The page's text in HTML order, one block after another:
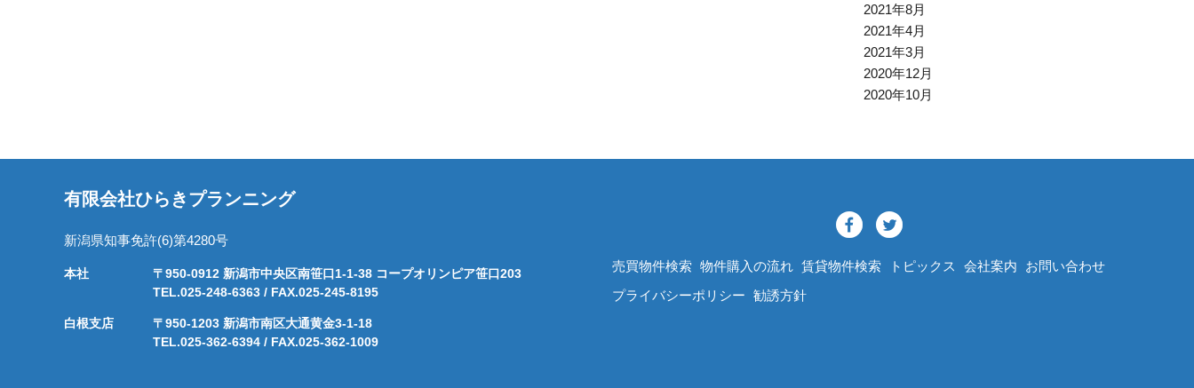
2021年8月
2021年4月
2021年3月
2020年12月
2020年10月
有限会社ひらきプランニング
新潟県知事免許(6)第4280号
本社
〒950-0912 新潟市中央区南笹口1-1-38 コープオリンピア笹口203
TEL.025-248-6363 / FAX.025-245-8195
白根支店
〒950-1203 新潟市南区大通黄金3-1-18
TEL.025-362-6394 / FAX.025-362-1009
売買物件検索 物件購入の流れ 賃貸物件検索 トピックス 会社案内
お問い合わせ
プライバシーポリシー 勧誘方針